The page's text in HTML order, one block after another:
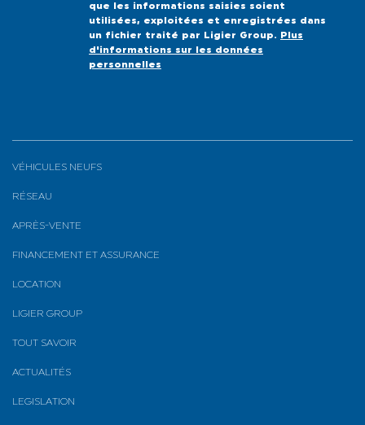
que les informations saisies soient
utilisées, exploitées et enregistrées dans
un fichier traité par Ligier Group.
Plus
d'informations sur les données
personnelles
VÉHICULES NEUFS
RÉSEAU
APRÈS-VENTE
FINANCEMENT ET ASSURANCE
LOCATION
LIGIER GROUP
TOUT SAVOIR
ACTUALITÉS
LEGISLATION